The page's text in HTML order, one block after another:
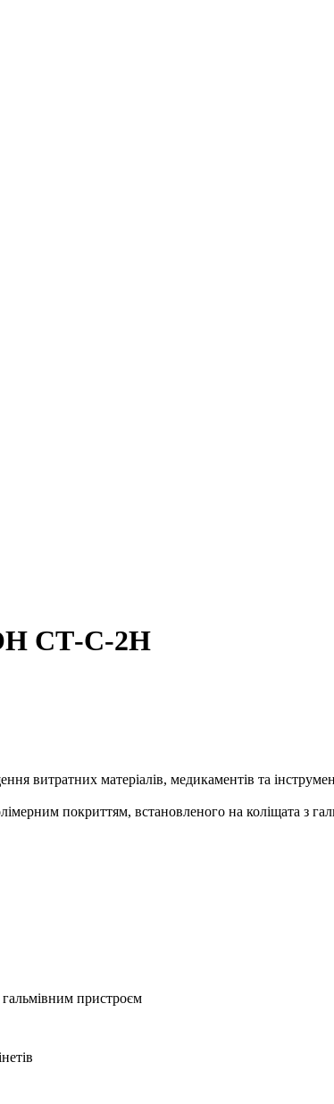
СТ-С-2Н
витратних матеріалів, медикаментів та
покриттям, встановленого на коліщата з
пристроєм